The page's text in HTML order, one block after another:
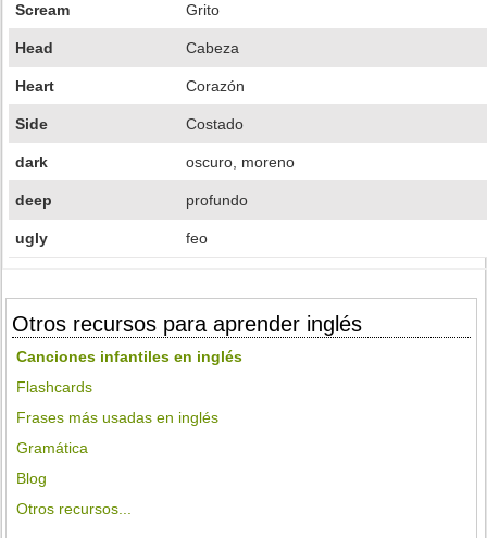
Scream Grito
Head Cabeza
Heart Corazón
Side Costado
dark oscuro, moreno
deep profundo
ugly feo
Otros recursos para aprender inglés
Canciones infantiles en inglés
Flashcards
Frases más usadas en inglés
Gramática
Blog
Otros recursos...